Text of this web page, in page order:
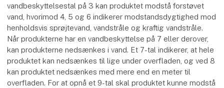
vandbeskyttelsestal på 3 kan produktet modstå forstøvet
vand, hvorimod 4, 5 og 6 indikerer modstandsdygtighed mod
henholdsvis sprøjtevand, vandstråle og kraftig vandstråle.
Når produkterne har en vandbeskyttelse på 7 eller derover,
kan produkterne nedsænkes i vand. Et 7-tal indikerer, at hele
produktet kan nedsænkes til lige under overfladen, og ved 8
kan produktet nedsænkes med mere end en meter til
overfladen. For at opnå et 9-tal skal produktet kunne modstå